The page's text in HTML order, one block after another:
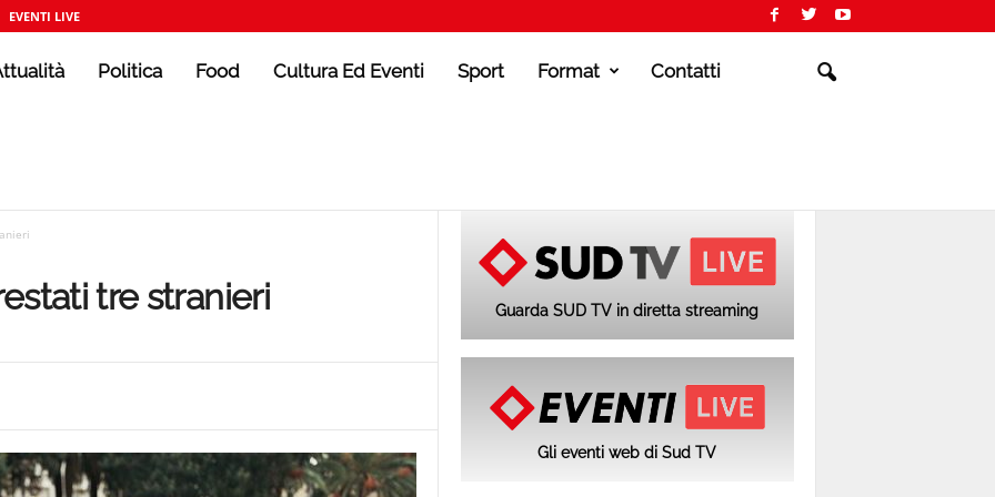
EVENTI LIVE
Politica Food Cultura Ed Eventi Sport Format Contatti
tre stranieri Guarda SUD TV in diretta streaming
Gli eventi web di Sud TV